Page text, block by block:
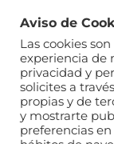
Actualidad
Legales
Términos y
FAQs
Aviso de
Las cookies
experiencia de
privacidad y
solicites a
propias y de
y mostrarte
preferencias